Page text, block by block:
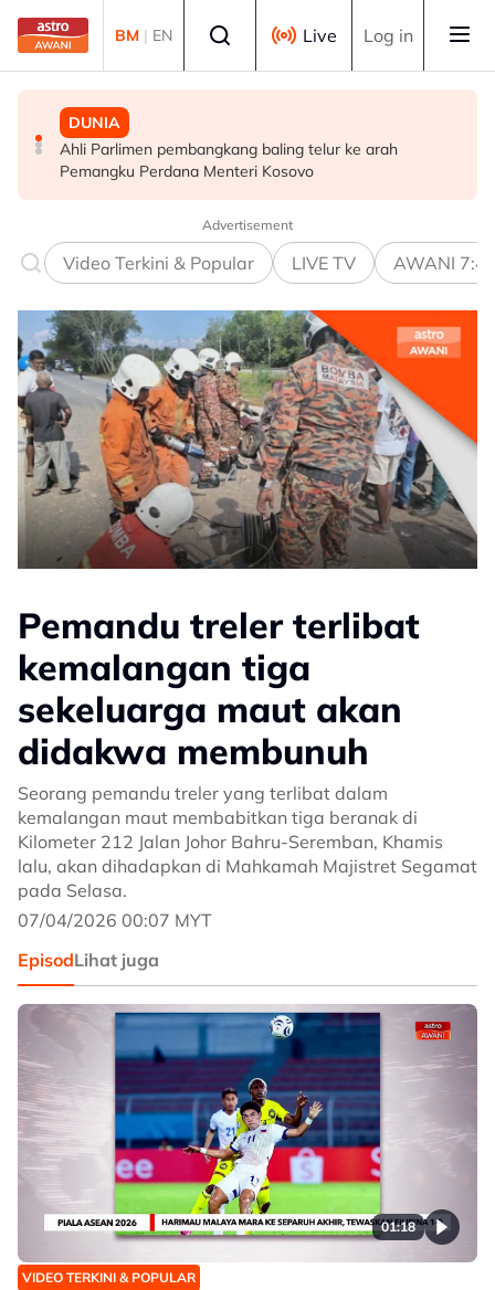
Skip to main content
BM | EN Live Log in
DUNIA
Ahli Parlimen pembangkang baling telur ke arah
Pemangku Perdana Menteri Kosovo
DUNIA
Taufan Dolphin landa Okinawa, China bersiap sedia
hadapi impak ribut
DUNIA
Media kerajaan Iran kongsi video lama Pemimpin
Tertinggi ketika spekulasi kesihatan terus memuncak
Advertisement
Video Terkini & Popular LIVE TV AWANI
Pemandu treler terlibat
kemalangan tiga
sekeluarga maut akan
didakwa membunuh
Seorang pemandu treler yang terlibat dalam
kemalangan maut membabitkan tiga beranak di
Kilometer 212 Jalan Johor Bahru-Seremban, Khamis
lalu, akan dihadapkan di Mahkamah Majistret Segamat
pada Selasa.
07/04/2026 00:07 MYT
EpisodLihat juga
01:18
VIDEO TERKINI & POPULAR